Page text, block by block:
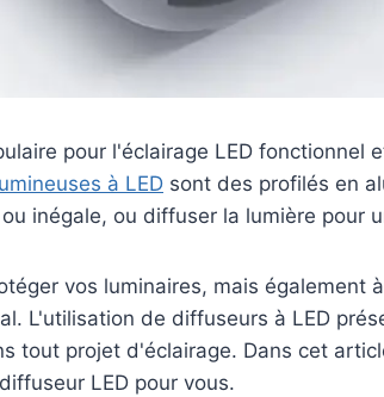
pour l'éclairage LED fonctionnel
à LED sont des profilés en
inégale, ou diffuser la lumière pour
vos luminaires, mais également
L'utilisation de diffuseurs à LED
tout projet d'éclairage. Dans cet
LED pour vous.